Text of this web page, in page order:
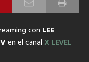
con LEE
en el canal X LEVEL